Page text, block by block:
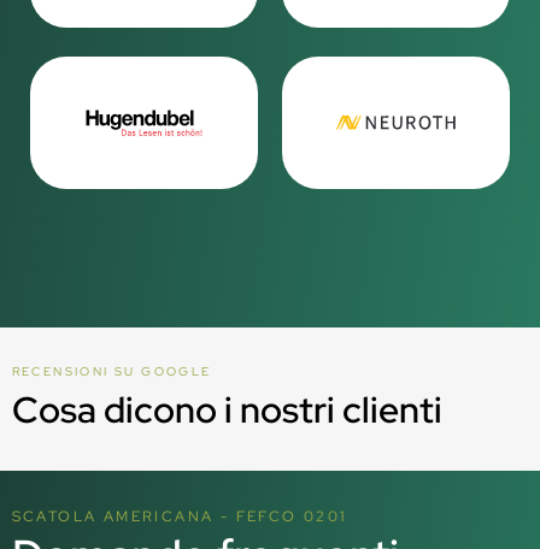
RECENSIONI SU GOOGLE
Cosa dicono i nostri clienti
SCATOLA AMERICANA - FEFCO 0201